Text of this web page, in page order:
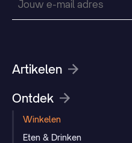
Artikelen
Ontdek
Winkelen
Eten & Drinken